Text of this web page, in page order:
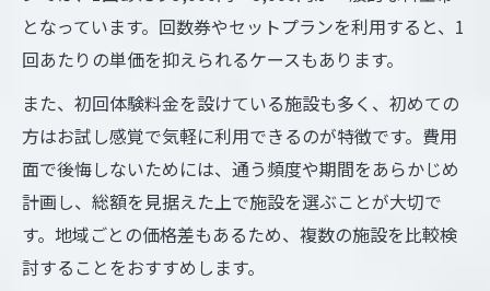
となっています。回数券やセットプランを利用すると、1
回あたりの単価を抑えられるケースもあります。
また、初回体験料金を設けている施設も多く、初めての
方はお試し感覚で気軽に利用できるのが特徴です。費用
面で後悔しないためには、通う頻度や期間をあらかじめ
計画し、総額を見据えた上で施設を選ぶことが大切で
す。地域ごとの価格差もあるため、複数の施設を比較検
討することをおすすめします。